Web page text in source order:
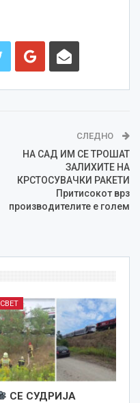
СЛЕДНО
НА САД ИМ СЕ ТРОШАТ
ЗАЛИХИТЕ НА
КРСТОСУВАЧКИ РАКЕТИ
Притисокот врз
производителите е голем
СВЕТ
СЕ СУДРИЈА